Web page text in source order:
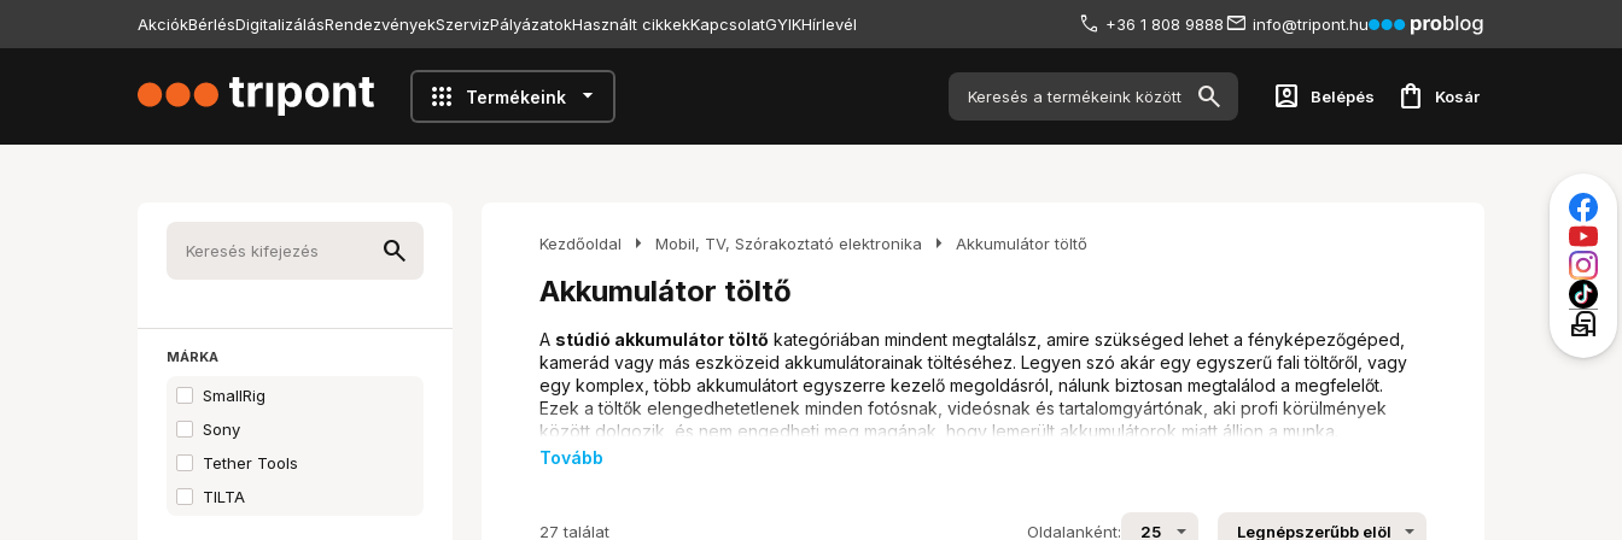
AkciókBérlésDigitalizálásRendezvényekSzervizPályázatokHasznált cikkekKapcsolatGYIKHírlevél +36 1 808 9888 info@tripont.hu
apps Termékeink arrow_drop_down account_box Belépés shopping_bag Kosár
Kezdőoldal arrow_right Mobil, TV, Szórakoztató elektronika arrow_right Akkumulátor töltő
Akkumulátor töltő
A stúdió akkumulátor töltő kategóriában mindent megtalálsz, amire szükséged lehet a fényképezőgéped,
kamerád vagy más eszközeid akkumulátorainak töltéséhez. Legyen szó akár egy egyszerű fali töltőről, vagy
egy komplex, több akkumulátort egyszerre kezelő megoldásról, nálunk biztosan megtalálod a megfelelőt.
Ezek a töltők elengedhetetlenek minden fotósnak, videósnak és tartalomgyártónak, aki profi körülmények
között dolgozik, és nem engedheti meg magának, hogy lemerült akkumulátorok miatt álljon a munka.
Azegyszeres akkumulátor töltő
a legegyszerűbb megoldás, ha csak egy akkumulátort szeretnél tölteni. A
Tovább
27 találat Oldalanként:
MÁRKA
SmallRig
Sony
Tether Tools
TILTA
local_post_office